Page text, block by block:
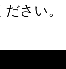
さい。